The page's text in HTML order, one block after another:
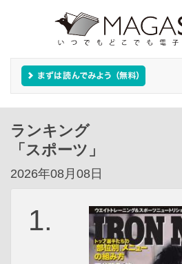
ランキング
「スポーツ」
2026年08月08日
1.